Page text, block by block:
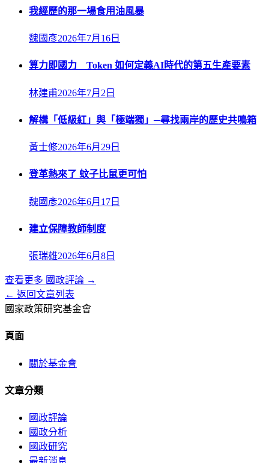
我經歷的那一場食用油風暴
魏國彥2026年7月16日
算力即國力 Token 如何定義AI時代的第五生產要素
林建甫2026年7月2日
解構「低級紅」與「極端獨」─尋找兩岸的歷史共鳴箱
黃士修2026年6月29日
登革熱來了 蚊子比鼠更可怕
魏國彥2026年6月17日
建立保障教師制度
張瑞雄2026年6月8日
查看更多 國政評論 →
← 返回文章列表
國家政策研究基金會
頁面
關於基金會
文章分類
國政評論
國政分析
國政研究